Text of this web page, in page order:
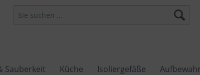
Sauberkeit Küche Isoliergefäße